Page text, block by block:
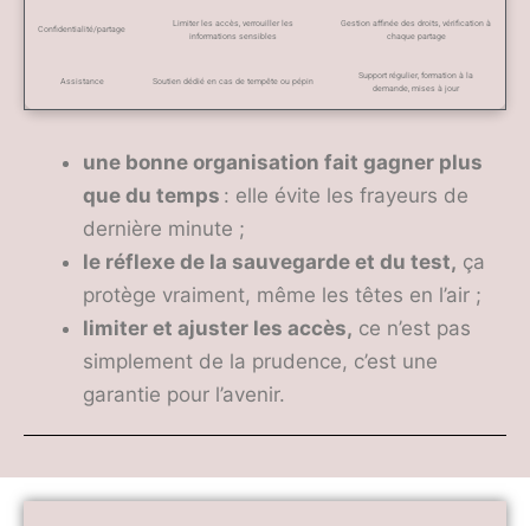
Confidentialité/partage
Limiter les accès, verrouiller les
informations sensibles
Gestion affinée des droits, vérification à
chaque partage
Assistance Soutien dédié en cas de tempête ou pépin
Support régulier, formation à la
demande, mises à jour
une bonne organisation fait gagner plus
que du temps : elle évite les frayeurs de
dernière minute ;
le réflexe de la sauvegarde et du test, ça
protège vraiment, même les têtes en l’air ;
limiter et ajuster les accès, ce n’est pas
simplement de la prudence, c’est une
garantie pour l’avenir.